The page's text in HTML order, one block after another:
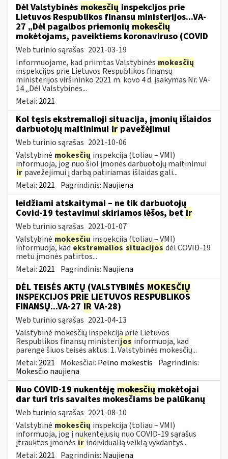
Dėl Valstybinės mokesčių inspekcijos prie
Lietuvos Respublikos finansų ministerijos...VA-
27 „Dėl pagalbos priemonių mokesčių
mokėtojams, paveiktiems koronaviruso (COVID
Web turinio sąrašas 2021-03-19
Informuojame, kad priimtas Valstybinės mokesčių
inspekcijos prie Lietuvos Respublikos finansų
ministerijos viršininko 2021 m. kovo 4 d. įsakymas Nr. VA-
14 „Dėl Valstybinės...
Metai: 2021
Kol tęsis ekstremalioji situacija, įmonių išlaidos
darbuotojų maitinimui ir pavežėjimui
Web turinio sąrašas 2021-10-06
Valstybinė mokesčių inspekcija (toliau – VMI)
informuoja, jog nuo šiol įmonės darbuotojų maitinimui
ir pavežėjimui į darbą patiriamas išlaidas gali...
Metai: 2021 Pagrindinis: Naujiena
leidžiami atskaitymai – ne tik darbuotojų
Covid-19 testavimui skiriamos lėšos, bet ir
Web turinio sąrašas 2021-01-07
Valstybinė mokesčių inspekcija (toliau – VMI)
informuoja, kadekstremalios situacijos dėl COVID-19
metu įmonės patirtos...
Metai: 2021 Pagrindinis: Naujiena
DĖL TEISĖS AKTŲ (VALSTYBINĖS MOKESČIŲ
INSPEKCIJOS PRIE LIETUVOS RESPUBLIKOS
FINANSŲ...VA-27 IR VA-28)
Web turinio sąrašas 2021-04-13
Valstybinė mokesčių inspekcija prie Lietuvos
Respublikos finansų ministerijos informuoja, kad
parengė šiuos teisės aktus: 1. Valstybinės mokesčių...
Metai: 2021 Mokesčiai: Pelno mokestis Pagrindinis:
Mokesčio naujiena
Nuo COVID-19 nukentėję mokesčių mokėtojai
dar turi tris savaites mokesčiams be palūkanų
Web turinio sąrašas 2021-08-10
Valstybinė mokesčių inspekcija (toliau – VMI)
informuoja, jog į nukentėjusių nuo COVID-19 sąrašus
įtrauktos įmonės ir individualią veiklą vykdantys...
Metai: 2021 Pagrindinis: Naujiena